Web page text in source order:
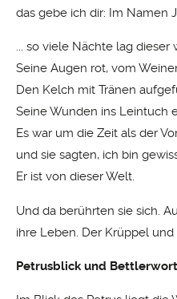
das gebe ich dir: Im Namen
... so viele Nächte lag dieser
Seine Augen rot, vom
Den Kelch mit Tränen
Seine Wunden ins Leintuch
Es war um die Zeit als der
und sie sagten, ich bin
Er ist von dieser Welt.
Und da berührten sie sich.
ihre Leben. Der Krüppel und
Petrusblick und